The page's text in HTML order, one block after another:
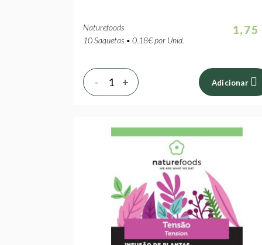
Naturefoods
10 Saquetas • 0.18€ por Unid.
1,75
+
- Adicionar